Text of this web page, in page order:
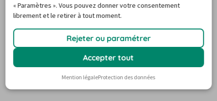
Albanie
Allemagne
« Paramètres ». Vous pouvez donner votre consentement
librement et le retirer à tout moment.
Rejeter ou paramétrer
Accepter tout
Mention légaleProtection des données